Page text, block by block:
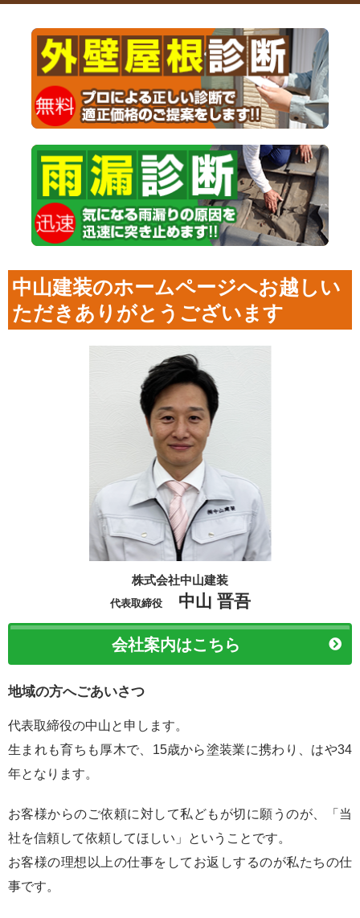
中山建装のホームページへお越しい
ただきありがとうございます
株式会社中山建装
代表取締役 中山 晋吾
会社案内はこちら
地域の方へごあいさつ
代表取締役の中山と申します。
生まれも育ちも厚木で、15歳から塗装業に携わり、はや34
年となります。
お客様からのご依頼に対して私どもが切に願うのが、「当
社を信頼して依頼してほしい」ということです。
お客様の理想以上の仕事をしてお返しするのが私たちの仕
事です。